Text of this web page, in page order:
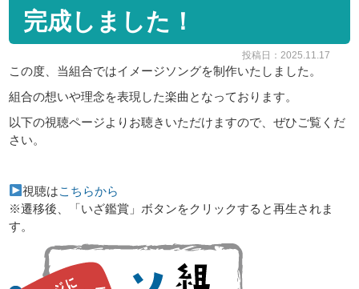
完成しました！
投稿日：2025.11.17
この度、当組合ではイメージソングを制作いたしました。
組合の想いや理念を表現した楽曲となっております。
以下の視聴ページよりお聴きいただけますので、ぜひご覧くだ
さい。
視聴はこちらから
※遷移後、「いざ鑑賞」ボタンをクリックすると再生されま
す。